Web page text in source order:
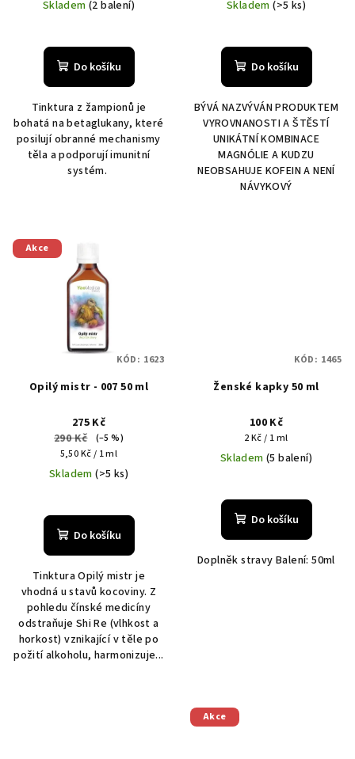
Skladem(2 balení)
Do košíku
Tinktura z žampionů je
bohatá na betaglukany, které
posilují obranné mechanismy
těla a podporují imunitní
systém.
Skladem(>5 ks)
Do košíku
BÝVÁ NAZVÝVÁN PRODUKTEM
VYROVNANOSTI A ŠTĚSTÍ
UNIKÁTNÍ KOMBINACE
MAGNÓLIE A KUDZU
NEOBSAHUJE KOFEIN A NENÍ
NÁVYKOVÝ
Akce
Opilý mistr - 007 50 ml
275 Kč
290 Kč
(–5 %)
Měrná
cena:
5,50 Kč / 1 ml
Skladem(>5 ks)
Do košíku
Tinktura Opilý mistr je
vhodná u stavů kocoviny. Z
pohledu čínské medicíny
odstraňuje Shi Re (vlhkost a
horkost) vznikající v těle po
požití alkoholu, harmonizuje...
KÓD: 1623
Ženské kapky 50 ml
100 Kč
Měrná
cena:
2 Kč / 1 ml
Skladem(5 balení)
Do košíku
Doplněk stravy Balení: 50ml
KÓD: 1465
Akce